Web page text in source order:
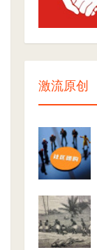
激流原创